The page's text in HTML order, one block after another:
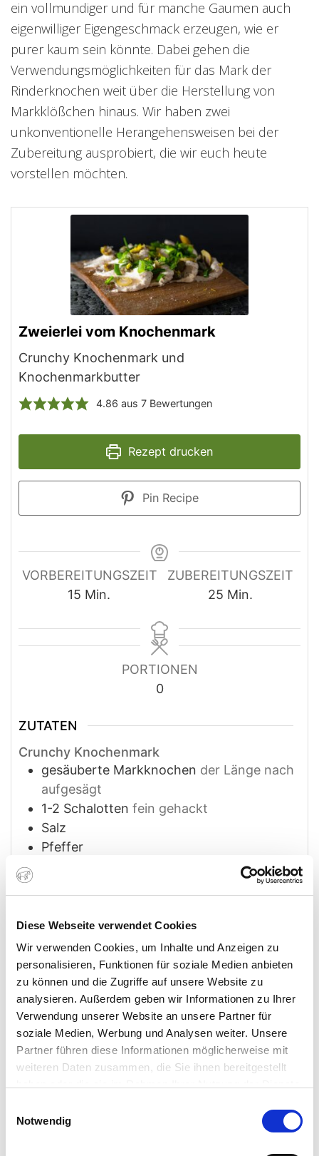
Diese Webseite verwendet Cookies
Wir verwenden Cookies, um Inhalte und Anzeigen zu
personalisieren, Funktionen für soziale Medien anbieten
zu können und die Zugriffe auf unsere Website zu
analysieren. Außerdem geben wir Informationen zu Ihrer
Verwendung unserer Website an unsere Partner für
soziale Medien, Werbung und Analysen weiter. Unsere
Partner führen diese Informationen möglicherweise mit
weiteren Daten zusammen, die Sie ihnen bereitgestellt
Cookies, wenn Sie unsere Webseite weiterhin nutzen.
Notwendig
ein vollmundiger und für manche Gaumen auch
eigenwilliger Eigengeschmack erzeugen, wie er
purer kaum sein könnte. Dabei gehen die
Verwendungsmöglichkeiten für das Mark der
Rinderknochen weit über die Herstellung von
Markklößchen hinaus. Wir haben zwei
unkonventionelle Herangehensweisen bei der
Zubereitung ausprobiert, die wir euch heute
vorstellen möchten.
Zweierlei vom Knochenmark
Crunchy Knochenmark und
Knochenmarkbutter
4.86 aus 7Bewertungen
Rezept drucken
Pin Recipe
VORBEREITUNGSZEIT
15 Min.
ZUBEREITUNGSZEIT
25 Min.
PORTIONEN
0
ZUTATEN
Crunchy Knochenmark
gesäuberte Markknochen der Länge nach
aufgesägt
1-2 Schalotten fein gehackt
Salz
Pfeffer
frisch gerieben
Rettichsprossen
Knochenmarkbutter
150 g flüssiges Knochenmark noch warm
150 g Butter zimmerwarm
Salz
Pfeffer optional - Tasmanischer Pfeffer
Oliven
Kapern
Lauchzwiebelringe